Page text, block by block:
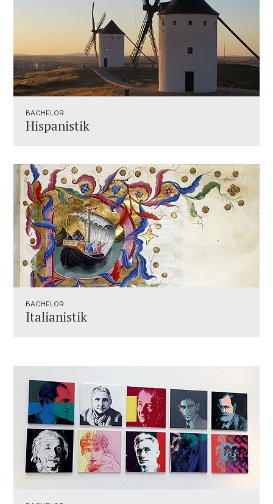
BACHELOR
Hispanistik
BACHELOR
Italianistik